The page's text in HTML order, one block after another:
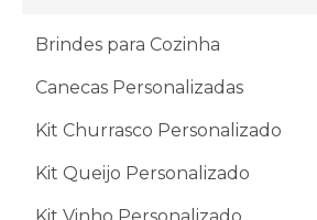
Brindes para Cozinha
Canecas Personalizadas
Kit Churrasco Personalizado
Kit Queijo Personalizado